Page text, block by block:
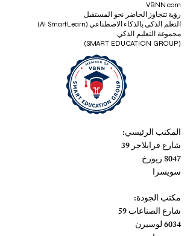
VBNN.com
رؤية تتجاوز الحاضر نحو المستقبل
التعلم الذكي بالذكاء الاصطناعي (AI SmartLearn)
مجموعة التعليم الذكي
(SMART EDUCATION GROUP)
المكتب الرئيسي:
شارع فرايلاجر 39
8047 زيورخ
سويسرا
مكتب الجودة:
شارع الصناعات 59
6034 لوسيرن